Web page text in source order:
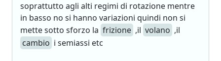
soprattutto agli alti regimi di rotazione mentre
in basso no si hanno variazioni quindi non si
mette sotto sforzo la frizione ,il volano ,il
cambio i semiassi etc